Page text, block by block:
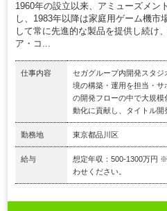
1960年の設立以来、アミューズメン
し、1983年以降は家庭用ゲーム機市
して常に先進的な製品を提供し続け
ア・コ...
仕事内容
セガグループ内開発スタ
境の構築・運用を担当・
の開発フローの中で大規
動化に貢献し、タイトル開
勤務地 東京都品川区
給与
想定年収：500-1300万円
わせください。